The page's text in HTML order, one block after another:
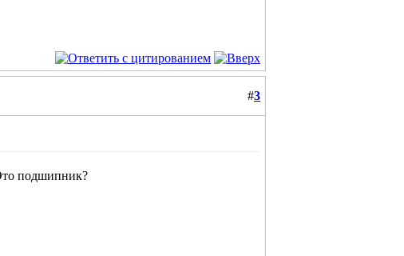
#3
подшипник?